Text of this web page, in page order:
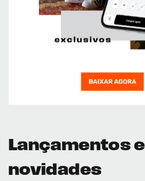
Lançamentos e
novidades